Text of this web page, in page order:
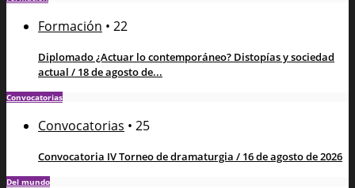
Formación • 22
Diplomado ¿Actuar lo contemporáneo? Distopías y sociedad
actual / 18 de agosto de...
Convocatorias
Convocatorias • 25
Convocatoria IV Torneo de dramaturgia / 16 de agosto de 2026
Del mundo